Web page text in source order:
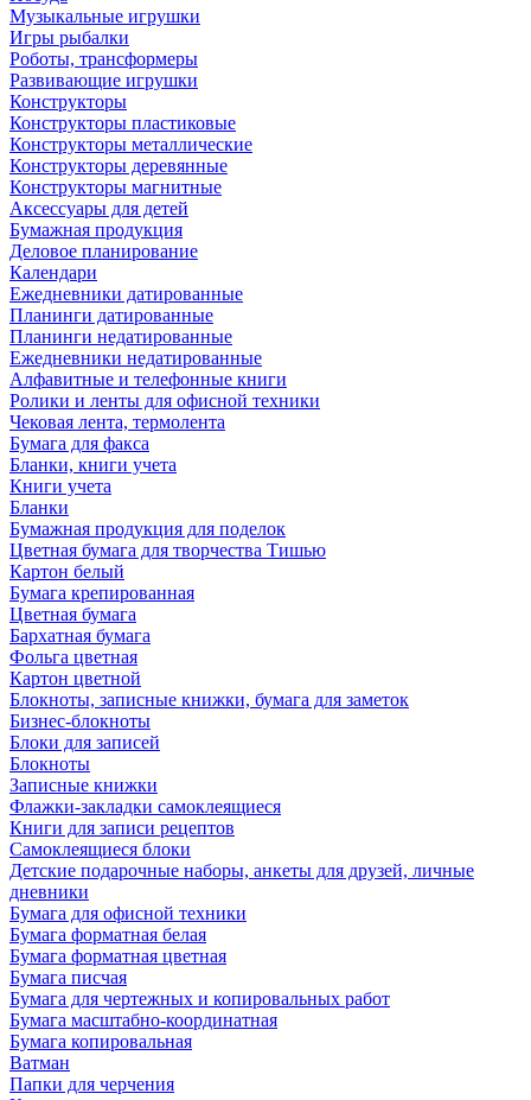
Музыкальные игрушки
Игры рыбалки
Роботы, трансформеры
Развивающие игрушки
Конструкторы
Конструкторы пластиковые
Конструкторы металлические
Конструкторы деревянные
Конструкторы магнитные
Аксессуары для детей
Бумажная продукция
Деловое планирование
Календари
Ежедневники датированные
Планинги датированные
Планинги недатированные
Ежедневники недатированные
Алфавитные и телефонные книги
Ролики и ленты для офисной техники
Чековая лента, термолента
Бумага для факса
Бланки, книги учета
Книги учета
Бланки
Бумажная продукция для поделок
Цветная бумага для творчества Тишью
Картон белый
Бумага крепированная
Цветная бумага
Бархатная бумага
Фольга цветная
Картон цветной
Блокноты, записные книжки, бумага для заметок
Бизнес-блокноты
Блоки для записей
Блокноты
Записные книжки
Флажки-закладки самоклеящиеся
Книги для записи рецептов
Самоклеящиеся блоки
Детские подарочные наборы, анкеты для друзей, личные
дневники
Бумага для офисной техники
Бумага форматная белая
Бумага форматная цветная
Бумага писчая
Бумага для чертежных и копировальных работ
Бумага масштабно-координатная
Бумага копировальная
Ватман
Папки для черчения